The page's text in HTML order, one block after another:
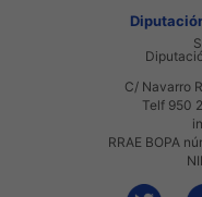
C/ Navarro
Telf 950
RRAE BOPA